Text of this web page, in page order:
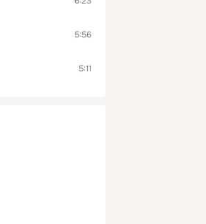
5:56
5:11